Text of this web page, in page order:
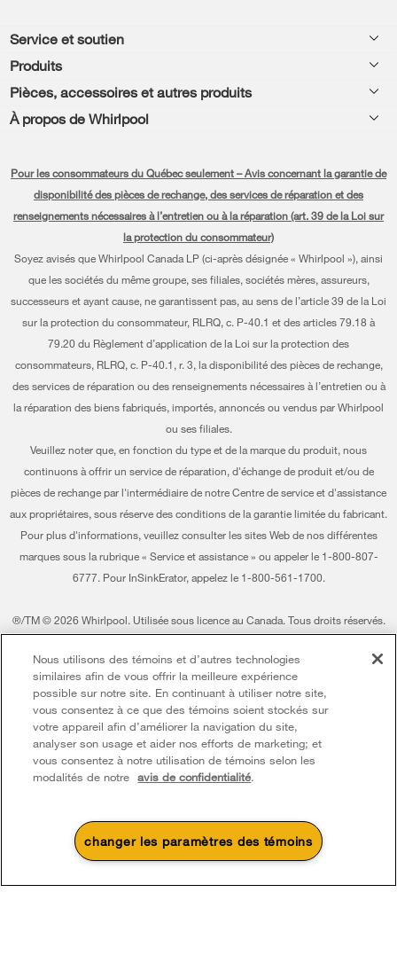
Footer
Service et soutien
Aide relative aux produits
Planifier une installation
Planifier une réparation
Renseignements relatifs à la garantie
Programmes de service prolongé
Mes électroménagers
Suivre ma commande
Services de livraison et d'installation
Services d'abonnement
Résidents du Québec
Produits
Laveuses et sécheuses
Appareils de cuisson
Lave-vaisselle et nettoyage
Filtres à eau
Trouver un marchand
Pièces, accessoires et autres produits
Accessoires
Programme d’abonnement aux filtres à eau
À propos de Whirlpool
Communiquez avec nous
À propos de nous
Carrières
Certification Éco et homologation ENERGY STAR® Whirlpool
Informations relatives aux rappels
Entreprise Whirlpool
Whirlpool au Canada
Pour les consommateurs du Québec seulement – Avis concernant la garantie de
disponibilité des pièces de rechange, des services de réparation et des
renseignements nécessaires à l’entretien ou à la réparation (art. 39 de la Loi sur
la protection du consommateur)
Soyez avisés que Whirlpool Canada LP (ci-après désignée « Whirlpool »), ainsi
que les sociétés du même groupe, ses filiales, sociétés mères, assureurs,
successeurs et ayant cause, ne garantissent pas, au sens de l’article 39 de la Loi
sur la protection du consommateur, RLRQ, c. P-40.1 et des articles 79.18 à
79.20 du Règlement d’application de la Loi sur la protection des
consommateurs, RLRQ, c. P-40.1, r. 3, la disponibilité des pièces de rechange,
des services de réparation ou des renseignements nécessaires à l’entretien ou à
la réparation des biens fabriqués, importés, annoncés ou vendus par Whirlpool
ou ses filiales.
Veuillez noter que, en fonction du type et de la marque du produit, nous
continuons à offrir un service de réparation, d'échange de produit et/ou de
pièces de rechange par l'intermédiaire de notre Centre de service et d'assistance
aux propriétaires, sous réserve des conditions de la garantie limitée du fabricant.
Pour plus d'informations, veuillez consulter les sites Web de nos différentes
marques sous la rubrique « Service et assistance » ou appeler le 1-800-807-
6777. Pour InSinkErator, appelez le 1-800-561-1700.
®/TM © 2026 Whirlpool. Utilisée sous licence au Canada. Tous droits réservés.
respect.
Ce marchand en ligne est situé au 200-6750, avenue Century, Mississauga
(Ontario) L5N 0B7
Modalités Avis de confidentialité Plan du site
Communiquez avec nous
Nous utilisons des témoins et d’autres technologies
similaires afin de vous offrir la meilleure expérience
possible sur notre site. En continuant à utiliser notre site,
vous consentez à ce que des témoins soient stockés sur
votre appareil afin d’améliorer la navigation du site,
analyser son usage et aider nos efforts de marketing; et
vous consentez à notre utilisation de témoins selon les
modalités de notre avis de confidentialité.
changer les paramètres des témoins